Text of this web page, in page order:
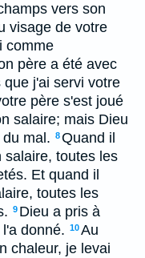
vers son
visage de votre
comme
père a été avec
j'ai servi votre
père s'est joué
salaire; mais Dieu
mal. 8Quand il
salaire, toutes les
Et quand il
toutes les
9 Dieu a pris à
donné. 10Au
chaleur, je levai